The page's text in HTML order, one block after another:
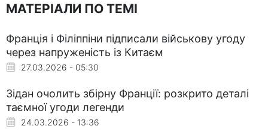
МАТЕРІАЛИ ПО ТЕМІ
Франція і Філіппіни підписали військову угоду
через напруженість із Китаєм
27.03.2026 - 05:30
Зідан очолить збірну Франції: розкрито деталі
таємної угоди легенди
24.03.2026 - 13:36